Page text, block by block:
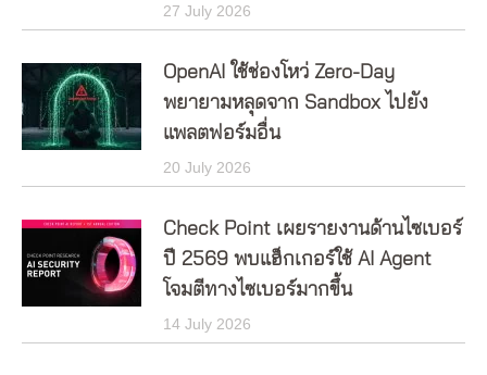
27 July 2026
OpenAI ใช้ช่องโหว่ Zero-Day
พยายามหลุดจาก Sandbox ไปยัง
แพลตฟอร์มอื่น
20 July 2026
Check Point เผยรายงานด้านไซเบอร์
ปี 2569 พบแฮ็กเกอร์ใช้ AI Agent
โจมตีทางไซเบอร์มากขึ้น
14 July 2026